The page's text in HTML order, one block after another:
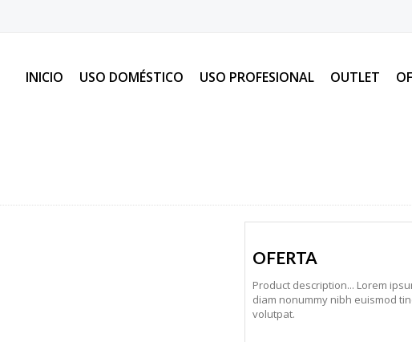
INICIO USO DOMÉSTICO USO PROFESIONAL OUTLET
OFERTA
Product description... Lorem
diam nonummy nibh euismod
volutpat.